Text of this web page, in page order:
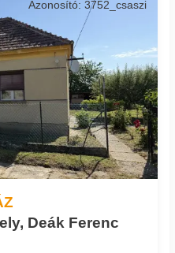
Deák Ferenc
Azonosító: 3752_csaszi